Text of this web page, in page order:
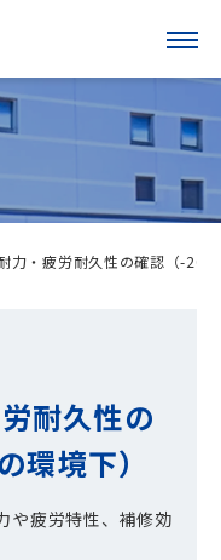
耐力・疲労耐久性の確認（-
耐久性の
境下）
や疲労特性、補修効